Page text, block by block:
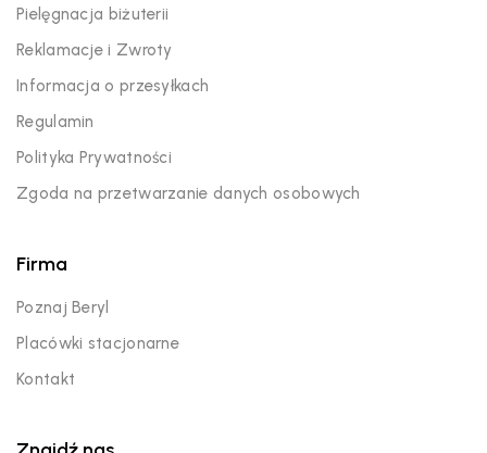
Pielęgnacja biżuterii
Reklamacje i Zwroty
Informacja o przesyłkach
Regulamin
Polityka Prywatności
Zgoda na przetwarzanie danych osobowych
Firma
Poznaj Beryl
Placówki stacjonarne
Kontakt